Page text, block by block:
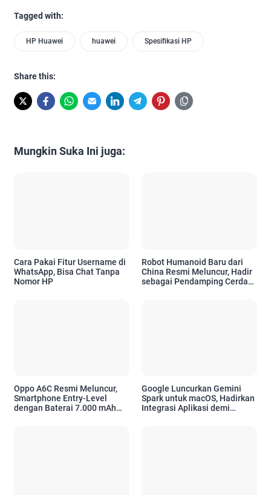
Tagged with:
HP Huawei huawei Spesifikasi HP
Share this:
Mungkin Suka Ini juga:
Cara Pakai Fitur Username di
WhatsApp, Bisa Chat Tanpa
Nomor HP
Robot Humanoid Baru dari
China Resmi Meluncur, Hadir
sebagai Pendamping Cerdas
Oppo A6C Resmi Meluncur,
Smartphone Entry-Level
dengan Baterai 7.000 mAh
Google Luncurkan Gemini
Spark untuk macOS, Hadirkan
Integrasi Aplikasi demi